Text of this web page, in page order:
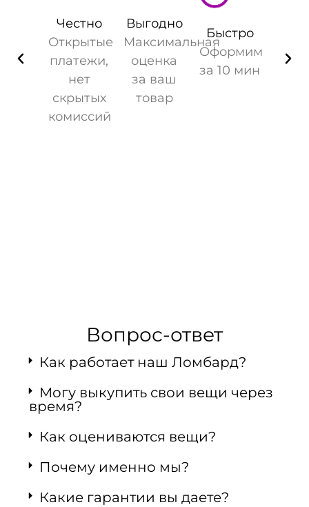
Честно
Открытые
платежи,
нет
скрытых
комиссий
Выгодно
Максимальная
оценка
за ваш
товар
Быстро
Оформим
за 10 мин
Вопрос-ответ
Как работает наш Ломбард?
Могу выкупить свои вещи через
время?
Как оцениваются вещи?
Почему именно мы?
Какие гарантии вы даете?